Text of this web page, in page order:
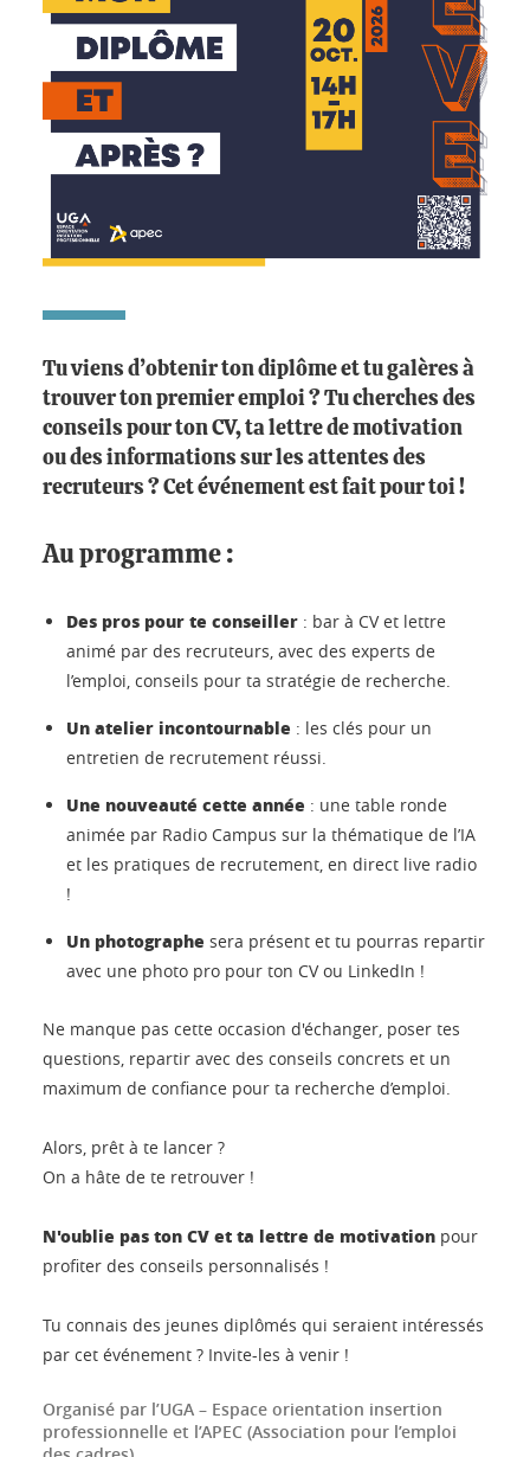
Tu viens d’obtenir ton diplôme et tu galères à
trouver ton premier emploi ? Tu cherches des
conseils pour ton CV, ta lettre de motivation
ou des informations sur les attentes des
recruteurs ? Cet événement est fait pour toi !
Au programme :
Des pros pour te conseiller : bar à CV et lettre
animé par des recruteurs, avec des experts de
l’emploi, conseils pour ta stratégie de recherche.
Un atelier incontournable : les clés pour un
entretien de recrutement réussi.
Une nouveauté cette année : une table ronde
animée par Radio Campus sur la thématique de l’IA
et les pratiques de recrutement, en direct live radio
!
Un photographe sera présent et tu pourras repartir
avec une photo pro pour ton CV ou LinkedIn !
Ne manque pas cette occasion d'échanger, poser tes
questions, repartir avec des conseils concrets et un
maximum de confiance pour ta recherche d’emploi.
Alors, prêt à te lancer ?
On a hâte de te retrouver !
N'oublie pas ton CV et ta lettre de motivation pour
profiter des conseils personnalisés !
Tu connais des jeunes diplômés qui seraient intéressés
par cet événement ? Invite-les à venir !
Organisé par l’UGA – Espace orientation insertion
professionnelle et l’APEC (Association pour l’emploi